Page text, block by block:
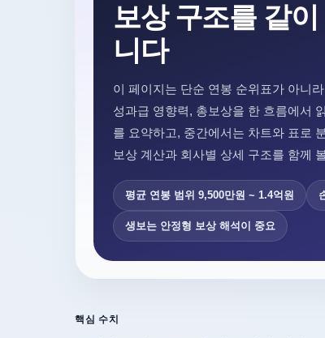
보상 구조를 같
니다
이 페이지는 단순 연봉 순위표가 아니
성과급 영향력, 총보상을 한 흐름에서
를 요약하고, 중간에서는 차트와 표로
보상 계산과 회사별 상세 구조를 함께
평균 연봉 범위 9,500만원 ~ 1.4억원
생보는 안정형 보상 해석이 중요
핵심 수치